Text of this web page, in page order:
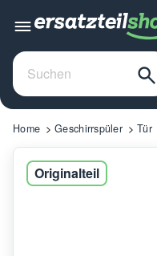
Home Geschirrspüler Tür
Originalteil